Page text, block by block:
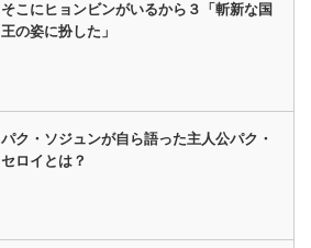
そこにヒョンビンがいるから３「斬新な国
王の姿に扮した」
パク・ソジュンが自ら語った主人公パク・
セロイとは？